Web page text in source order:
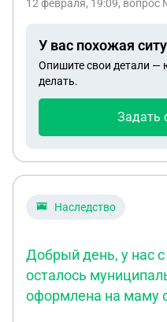
и положены ли они ему
12 февраля, 19:09, вопрос
У вас похожая
Опишите свои детали —
делать.
Задать
Наследство
Добрый день, у нас
осталось
оформлена на маму